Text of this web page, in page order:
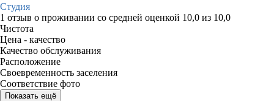
Студия
1 отзыв о проживании со средней оценкой 10,0 из 10,0
Чистота
Цена - качество
Качество обслуживания
Расположение
Своевременность заселения
Соответствие фото
Показать ещё